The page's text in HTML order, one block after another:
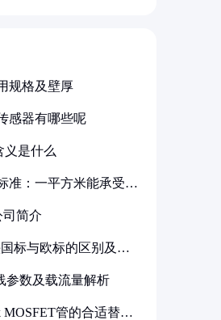
规格及壁厚
感器有哪些呢
义是什么
准：一平方米能承受多
司简介
标与欧标的区别及其
参数及载流量解析
MOSFET管的合适替代